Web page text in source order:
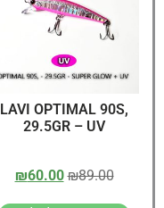
LAVI OPTIMAL 90S,
29.5GR – UV
₪89.00
₪60.00